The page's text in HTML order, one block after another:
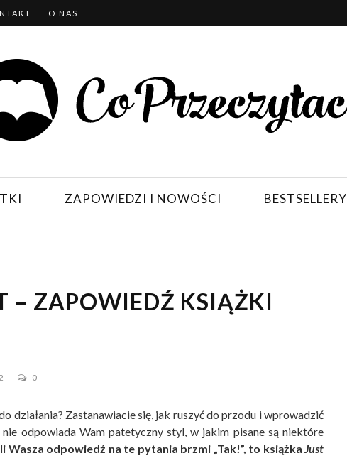
O NAS
ZAPOWIEDZI I NOWOŚCI BESTSELLERY
– ZAPOWIEDŹ KSIĄŻKI
0
działania? Zastanawiacie się, jak ruszyć do przodu i wprowadzić
odpowiada Wam patetyczny styl, w jakim pisane są niektóre
Wasza odpowiedź na te pytania brzmi „Tak!”, to książkaJust